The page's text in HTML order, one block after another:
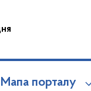
Мапа порталу